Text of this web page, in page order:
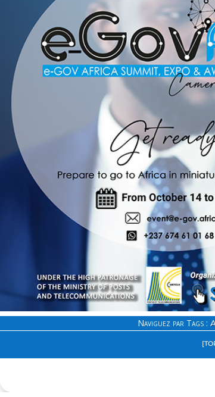
Naviguez par Tags :